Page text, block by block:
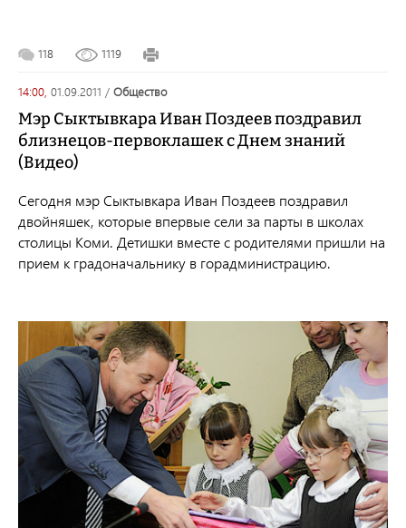
118 1119
14:00, 01.09.2011 / общество
Мэр Сыктывкара Иван Поздеев поздравил
близнецов-первоклашек с Днем знаний
(Видео)
Сегодня мэр Сыктывкара Иван Поздеев поздравил
двойняшек, которые впервые сели за парты в школах
столицы Коми. Детишки вместе с родителями пришли на
прием к градоначальнику в горадминистрацию.